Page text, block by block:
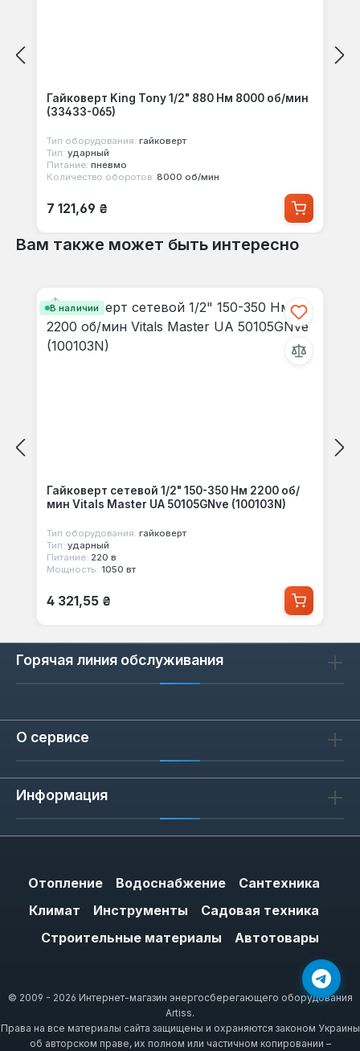
Гайковерт King Tony 1/2" 880 Нм 8000 об/мин
(33433-065)
Тип оборудования: гайковерт
Тип: ударный
Питание: пневмо
Количество оборотов: 8000 об/мин
Обычная цена:
7 121,69 ₴
Вам также может быть интересно
В наличии
Гайковерт сетевой 1/2" 150-350 Нм 2200 об/
мин Vitals Master UA 50105GNve (100103N)
Тип оборудования: гайковерт
Тип: ударный
Питание: 220 в
Мощность: 1050 вт
Обычная цена:
4 321,55 ₴
Горячая линия обслуживания
О сервисе
Информация
Отопление Водоснабжение
Сантехника
Климат
Инструменты
Садовая техника
Строительные материалы
Автотовары
© 2009 - 2026 Интернет-магазин энергосберегающего оборудования
Artiss.
Права на все материалы сайта защищены и охраняются законом Украины
об авторском праве, их полном или частичном копировании –